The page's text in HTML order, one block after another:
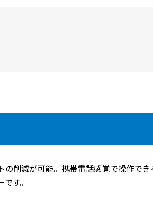
削減が可能。携帯電話感覚で操作で
す。